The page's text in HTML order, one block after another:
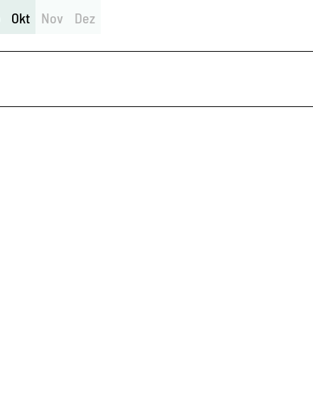
Okt Nov Dez